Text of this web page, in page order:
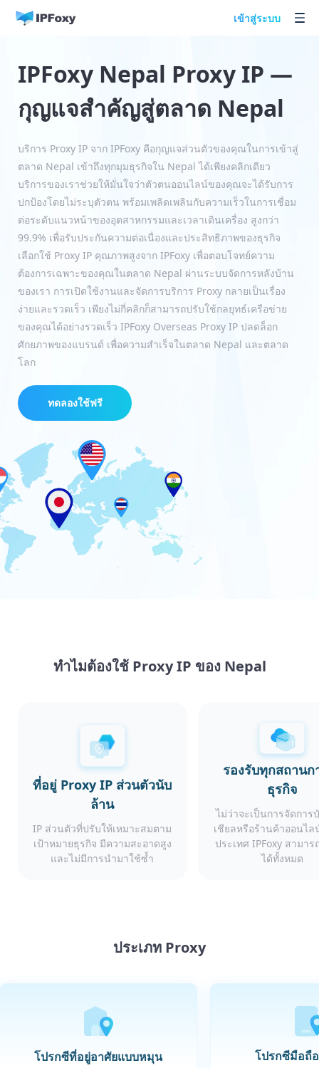
เข้าสู่ระบบ
IPFoxy Nepal Proxy IP —
กุญแจสำคัญสู่ตลาด Nepal
บริการ Proxy IP จาก IPFoxy คือกุญแจส่วนตัวของคุณในการเข้าสู่
ตลาด Nepal เข้าถึงทุกมุมธุรกิจใน Nepal ได้เพียงคลิกเดียว
บริการของเราช่วยให้มั่นใจว่าตัวตนออนไลน์ของคุณจะได้รับการ
ปกป้องโดยไม่ระบุตัวตน พร้อมเพลิดเพลินกับความเร็วในการเชื่อม
ต่อระดับแนวหน้าของอุตสาหกรรมและเวลาเดินเครื่อง สูงกว่า
99.9% เพื่อรับประกันความต่อเนื่องและประสิทธิภาพของธุรกิจ
เลือกใช้ Proxy IP คุณภาพสูงจาก IPFoxy เพื่อตอบโจทย์ความ
ต้องการเฉพาะของคุณในตลาด Nepal ผ่านระบบจัดการหลังบ้าน
ของเรา การเปิดใช้งานและจัดการบริการ Proxy กลายเป็นเรื่อง
ง่ายและรวดเร็ว เพียงไม่กี่คลิกก็สามารถปรับใช้กลยุทธ์เครือข่าย
ของคุณได้อย่างรวดเร็ว IPFoxy Overseas Proxy IP ปลดล็อก
ศักยภาพของแบรนด์ เพื่อความสำเร็จในตลาด Nepal และตลาด
โลก
ทดลองใช้ฟรี
ทำไมต้องใช้ Proxy IP ของ Nepal
ที่อยู่ Proxy IP ส่วนตัวนับ
ล้าน
IP ส่วนตัวที่ปรับให้เหมาะสมตาม
เป้าหมายธุรกิจ มีความสะอาดสูง
และไม่มีการนำมาใช้ซ้ำ
รองรับทุกสถาน
ธุรกิจ
ไม่ว่าจะเป็นการจัดกา
เชียลหรือร้านค้าออนไล
ประเทศ IPFoxy สามาร
ได้ทั้งหมด
ประเภท Proxy
โปรกซีที่อยู่อาศัยแบบหมุน โปรกซีมือถื